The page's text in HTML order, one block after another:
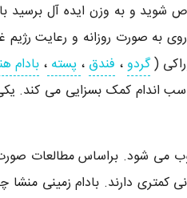
و به وزن ایده آل برسید
به صورت روزانه و رعایت
(گردو، فندق ، پسته،بادام
اندام کمک بسزایی می کند.
می شود. براساس مطالعات
کمتری دارند. بادام زمینی منشا